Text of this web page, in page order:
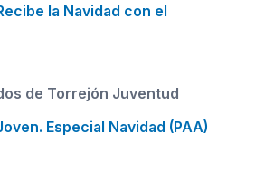
la Navidad con el
de Torrejón Juventud
Especial Navidad (PAA)